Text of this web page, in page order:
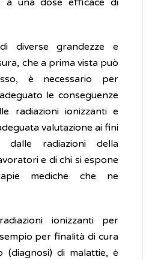
a una dose efficace di
diverse grandezze e
che a prima vista può
è necessario per
le conseguenze
radiazioni ionizzanti e
valutazione ai fini
dalle radiazioni della
e di chi si espone
mediche che ne
ionizzanti per
per finalità di cura
(diagnosi) di malattie, è